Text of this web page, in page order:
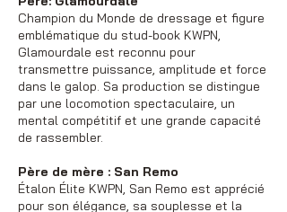
Champion du Monde de dressage et figure
emblématique du stud-book KWPN,
Glamourdale est reconnu pour
transmettre puissance, amplitude et force
dans le galop. Sa production se distingue
par une locomotion spectaculaire, un
mental compétitif et une grande capacité
de rassembler.
Père de mère : San Remo
Étalon Élite KWPN, San Remo est apprécié
pour son élégance, sa souplesse et la